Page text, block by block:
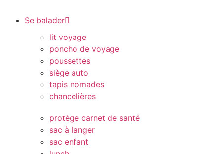
Se balader
lit voyage
poncho de voyage
poussettes
siège auto
tapis nomades
chancelières
protège carnet de santé
sac à langer
sac enfant